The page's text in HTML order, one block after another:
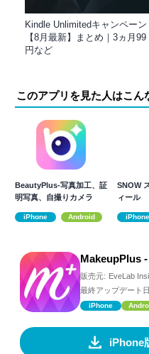
Kindle Unlimitedキャンペーン
【8月最新】まとめ｜3ヵ月99
円など
このアプリを見た人はこん
BeautyPlus-写真加工、証
明写真、自撮りカメラ
iPhone Android
SNOW
ィール
iPhone
MakeupPlus
販売元: EveLab
最終アップデート
iPhone
iPhone